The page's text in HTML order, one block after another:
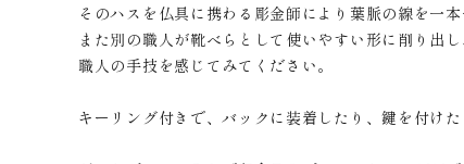
そのハスを仏具に携わる彫金師により葉脈の線を一本
また別の職人が靴べらとして使いやすい形に削り出
職人の手技を感じてみてください。
キーリング付きで、バックに装着したり、鍵を付け